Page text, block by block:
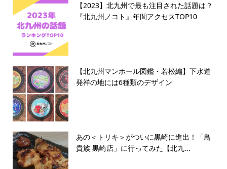
【2023】北九州で最も注目された話題は？
『北九州ノコト』年間アクセスTOP10
【北九州マンホール図鑑・若松編】下水道
発祥の地には6種類のデザイン
あの＜トリキ＞がついに黒崎に進出！「鳥
貴族 黒崎店」に行ってみた【北九...